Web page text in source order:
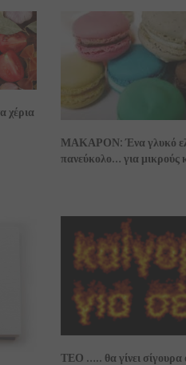
χέρια
ΜΑΚΑΡΟΝ: Ένα γλυκό
πανεύκολο… για μικρούς
ΤΕΟ ….. θα γίνει σίγουρα